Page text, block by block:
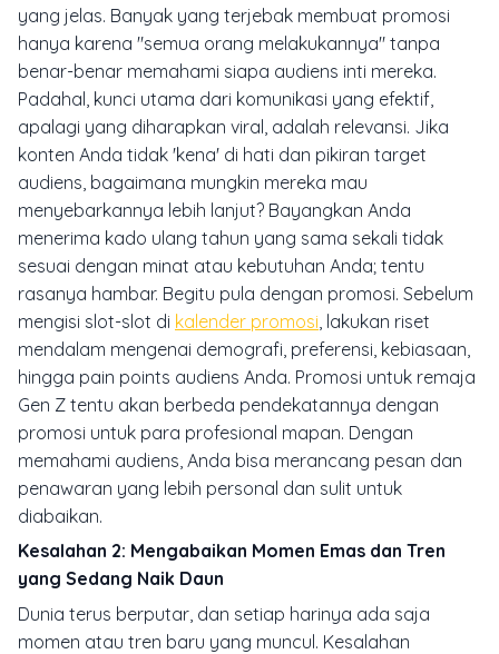
yang jelas. Banyak yang terjebak membuat promosi
hanya karena "semua orang melakukannya" tanpa
benar-benar memahami siapa audiens inti mereka.
Padahal, kunci utama dari komunikasi yang efektif,
apalagi yang diharapkan viral, adalah relevansi. Jika
konten Anda tidak 'kena' di hati dan pikiran target
audiens, bagaimana mungkin mereka mau
menyebarkannya lebih lanjut? Bayangkan Anda
menerima kado ulang tahun yang sama sekali tidak
sesuai dengan minat atau kebutuhan Anda; tentu
rasanya hambar. Begitu pula dengan promosi. Sebelum
mengisi slot-slot di kalender promosi , lakukan riset
mendalam mengenai demografi, preferensi, kebiasaan,
hingga pain points audiens Anda. Promosi untuk remaja
Gen Z tentu akan berbeda pendekatannya dengan
promosi untuk para profesional mapan. Dengan
memahami audiens, Anda bisa merancang pesan dan
penawaran yang lebih personal dan sulit untuk
diabaikan.
Kesalahan 2: Mengabaikan Momen Emas dan Tren
yang Sedang Naik Daun
Dunia terus berputar, dan setiap harinya ada saja
momen atau tren baru yang muncul. Kesalahan